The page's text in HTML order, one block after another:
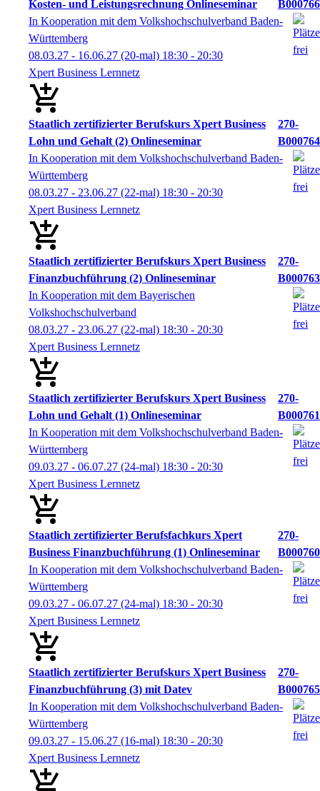
Kosten- und Leistungsrechnung Onlineseminar
B000766
In Kooperation mit dem Volkshochschulverband Baden-
Württemberg
08.03.27 - 16.06.27 (20-mal) 18:30 - 20:30
Xpert Business Lernnetz
Staatlich zertifizierter Berufskurs Xpert Business
Lohn und Gehalt (2) Onlineseminar
270-
B000764
In Kooperation mit dem Volkshochschulverband Baden-
Württemberg
08.03.27 - 23.06.27 (22-mal) 18:30 - 20:30
Xpert Business Lernnetz
Staatlich zertifizierter Berufskurs Xpert Business
Finanzbuchführung (2) Onlineseminar
270-
B000763
In Kooperation mit dem Bayerischen
Volkshochschulverband
08.03.27 - 23.06.27 (22-mal) 18:30 - 20:30
Xpert Business Lernnetz
Staatlich zertifizierter Berufskurs Xpert Business
Lohn und Gehalt (1) Onlineseminar
270-
B000761
In Kooperation mit dem Volkshochschulverband Baden-
Württemberg
09.03.27 - 06.07.27 (24-mal) 18:30 - 20:30
Xpert Business Lernnetz
Staatlich zertifizierter Berufsfachkurs Xpert
Business Finanzbuchführung (1) Onlineseminar
270-
B000760
In Kooperation mit dem Volkshochschulverband Baden-
Württemberg
09.03.27 - 06.07.27 (24-mal) 18:30 - 20:30
Xpert Business Lernnetz
Staatlich zertifizierter Berufskurs Xpert Business
Finanzbuchführung (3) mit Datev
270-
B000765
In Kooperation mit dem Volkshochschulverband Baden-
Württemberg
09.03.27 - 15.06.27 (16-mal) 18:30 - 20:30
Xpert Business Lernnetz